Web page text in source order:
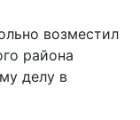
возместил
района
делу в